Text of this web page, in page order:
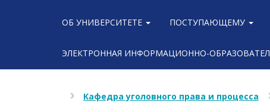
ОБ УНИВЕРСИТЕТЕ ПОСТУПАЮЩЕМУ
ЭЛЕКТРОННАЯ ИНФОРМАЦИОННО-
Кафедра уголовного права и процесса